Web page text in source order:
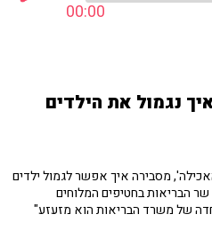
00:00
נגמול את הילדים
מסבירה איך אפשר לגמול ילדים
הבריאות בחטיפים המלוחים
של משרד הבריאות הוא מזעזע"